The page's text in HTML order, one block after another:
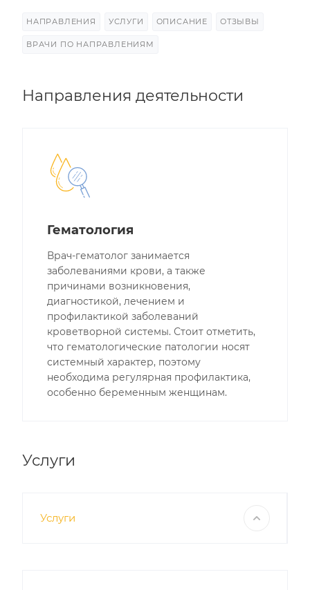
НАПРАВЛЕНИЯ УСЛУГИ ОПИСАНИЕ ОТЗЫВЫ
ВРАЧИ ПО НАПРАВЛЕНИЯМ
Направления деятельности
Гематология
Врач-гематолог занимается
заболеваниями крови, а также
причинами возникновения,
диагностикой, лечением и
профилактикой заболеваний
кроветворной системы. Стоит отметить,
что гематологические патологии носят
системный характер, поэтому
необходима регулярная профилактика,
особенно беременным женщинам.
Услуги
Услуги